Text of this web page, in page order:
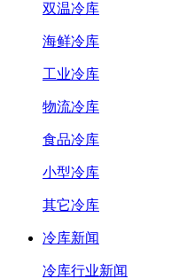
双温冷库
海鲜冷库
工业冷库
物流冷库
食品冷库
小型冷库
其它冷库
冷库新闻
冷库行业新闻